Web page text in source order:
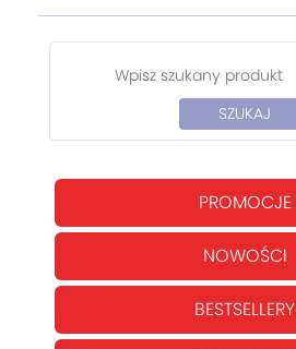
PROMOCJE
NOWOŚCI
BESTSELLERY